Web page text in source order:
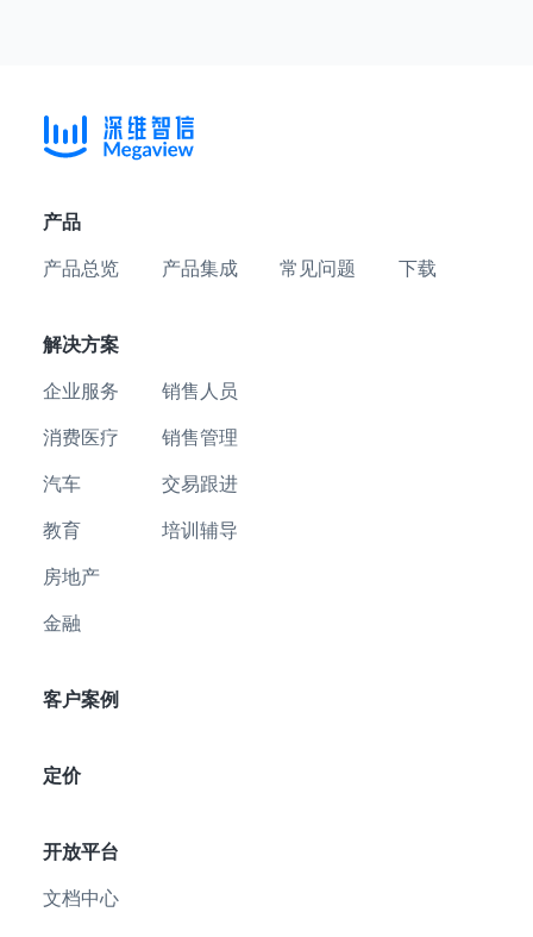
产品
产品总览 产品集成 常见问题 下载
解决方案
企业服务
消费医疗
汽车
教育
房地产
金融
销售人员
销售管理
交易跟进
培训辅导
客户案例
定价
开放平台
文档中心